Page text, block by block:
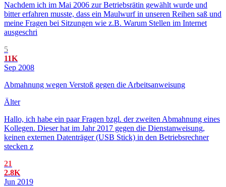
Nachdem ich im Mai 2006 zur Betriebsrätin gewählt wurde und
bitter erfahren musste, dass ein Maulwurf in unseren Reihen saß und
meine Fragen bei Sitzungen wie z.B. Warum Stellen im Internet
ausgeschri
5
11K
Sep 2008
Abmahnung wegen Verstoß gegen die Arbeitsanweisung
Älter
Hallo, ich habe ein paar Fragen bzgl. der zweiten Abmahnung eines
Kollegen. Dieser hat im Jahr 2017 gegen die Dienstanweisung,
keinen externen Datenträger (USB Stick) in den Betriebsrechner
stecken z
21
2.8K
Jun 2019